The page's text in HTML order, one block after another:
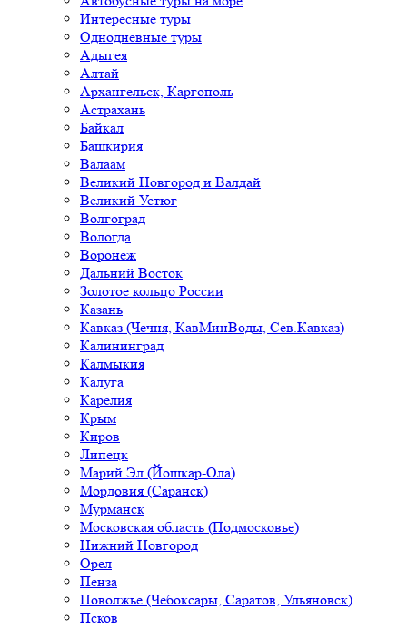
Интересные туры
Однодневные туры
Адыгея
Алтай
Архангельск, Каргополь
Астрахань
Байкал
Башкирия
Валаам
Великий Новгород и Валдай
Великий Устюг
Волгоград
Вологда
Воронеж
Дальний Восток
Золотое кольцо России
Казань
Кавказ (Чечня, КавМинВоды, Сев.Кавказ)
Калининград
Калмыкия
Калуга
Карелия
Крым
Киров
Липецк
Марий Эл (Йошкар-Ола)
Мордовия (Саранск)
Мурманск
Московская область (Подмосковье)
Нижний Новгород
Орел
Пенза
Поволжье (Чебоксары, Саратов, Ульяновск)
Псков